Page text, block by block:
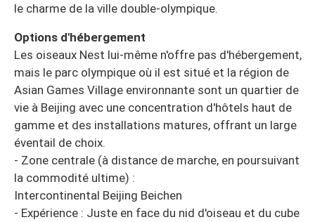
le charme de la ville double-olympique.
Options d'hébergement
Les oiseaux Nest lui-même n'offre pas d'hébergement,
mais le parc olympique où il est situé et la région de
Asian Games Village environnante sont un quartier de
vie à Beijing avec une concentration d'hôtels haut de
gamme et des installations matures, offrant un large
éventail de choix.
- Zone centrale (à distance de marche, en poursuivant
la commodité ultime) :
Intercontinental Beijing Beichen
- Expérience : Juste en face du nid d'oiseau et du cube